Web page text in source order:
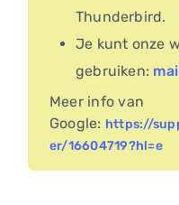
Thunderbird.
Je kunt onze
gebruiken:
Meer info van
Google: https://
er/16604719?hl=e